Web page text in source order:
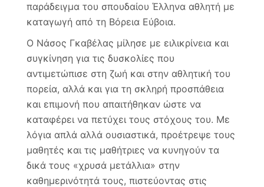
παράδειγμα του σπουδαίου Έλληνα αθλητή με
καταγωγή από τη Βόρεια Εύβοια.
Ο Νάσος Γκαβέλας μίλησε με ειλικρίνεια και
συγκίνηση για τις δυσκολίες που
αντιμετώπισε στη ζωή και στην αθλητική του
πορεία, αλλά και για τη σκληρή προσπάθεια
και επιμονή που απαιτήθηκαν ώστε να
καταφέρει να πετύχει τους στόχους του. Με
λόγια απλά αλλά ουσιαστικά, προέτρεψε τους
μαθητές και τις μαθήτριες να κυνηγούν τα
δικά τους «χρυσά μετάλλια» στην
καθημερινότητά τους, πιστεύοντας στις